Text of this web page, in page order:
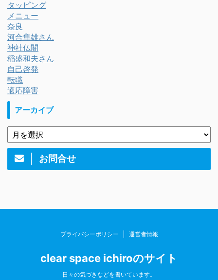
タッピング
メニュー
奈良
河合隼雄さん
神社仏閣
稲盛和夫さん
自己啓発
転職
適応障害
アーカイブ
お問合せ
プライバシーポリシー 運営者情報
clear space ichiroのサイト
日々の気づきなどを書いています。